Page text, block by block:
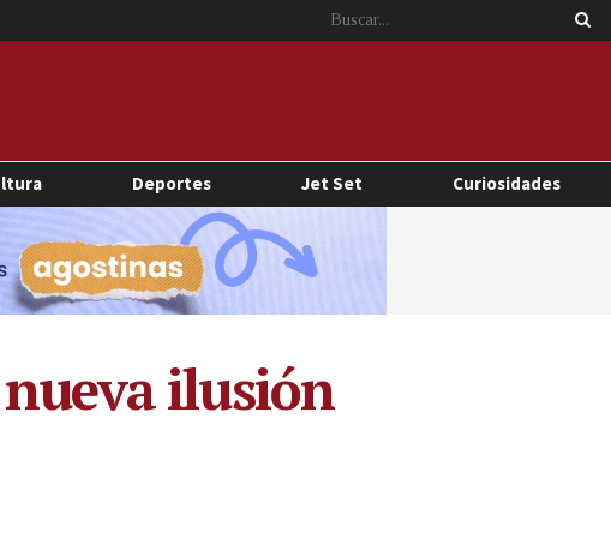
Deportes Jet Set Curiosidades
ilusión